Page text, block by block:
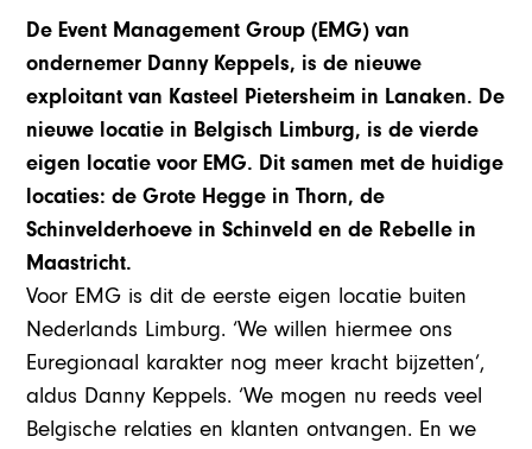
De Event Management Group (EMG) van
ondernemer Danny Keppels, is de nieuwe
exploitant van Kasteel Pietersheim in Lanaken. De
nieuwe locatie in Belgisch Limburg, is de vierde
eigen locatie voor EMG. Dit samen met de huidige
locaties: de Grote Hegge in Thorn, de
Schinvelderhoeve in Schinveld en de Rebelle in
Maastricht.
Voor EMG is dit de eerste eigen locatie buiten
Nederlands Limburg. ‘We willen hiermee ons
Euregionaal karakter nog meer kracht bijzetten’,
aldus Danny Keppels. ‘We mogen nu reeds veel
Belgische relaties en klanten ontvangen. En we